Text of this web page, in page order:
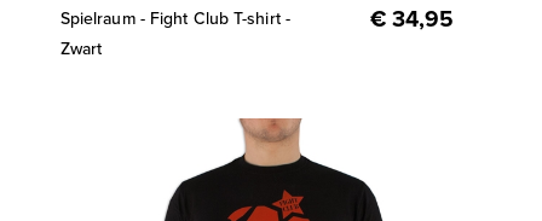
Spielraum - Fight Club T-shirt -
Zwart
€ 34,95